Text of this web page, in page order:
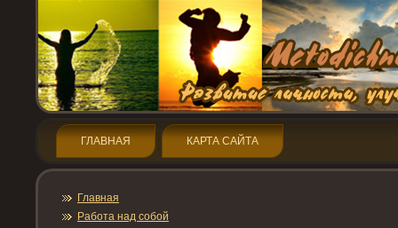
ГЛАВНАЯ КАРТА САЙТА
Главная
Работа над собой